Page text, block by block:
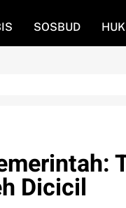
SOSBUD
Dicicil